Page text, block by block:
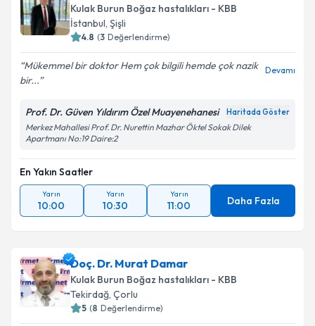
Kulak Burun Boğaz hastalıkları - KBB
İstanbul, Şişli
4.8 (3 Değerlendirme)
Mükemmel bir doktor Hem çok bilgili hemde çok nazik
bir...
Devamı
Prof. Dr. Güven Yıldırım Özel Muayenehanesi Haritada Göster
Merkez Mahallesi Prof. Dr. Nurettin Mazhar Öktel Sokak Dilek
Apartmanı No:19 Daire:2
En Yakın Saatler
Yarın
10:00
Yarın
10:30
Yarın
11:00 Daha Fazla
Doç. Dr. Murat Damar
Kulak Burun Boğaz hastalıkları - KBB
Tekirdağ, Çorlu
5 (8 Değerlendirme)